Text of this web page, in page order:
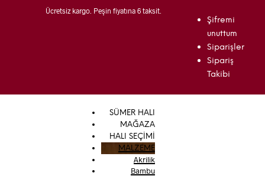
Ücretsiz kargo. Peşin fiyatına 6 taksit.
Şifremi
unuttum
Siparişler
Sipariş
Takibi
SÜMER HALI
MAĞAZA
HALI SEÇİMİ
MALZEME
Akrilik
Bambu